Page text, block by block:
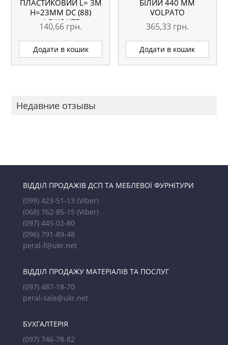
ПЛАСТИКОВИЙ L= 3М
H=23ММ DC (88)
АЛІКОНТЕ
140,66 грн.
Додати в кошик
БІЛИЙ 440 ММ
VOLPATO
365,33 грн.
Додати в кошик
Недавние отзывы
ВІДДІЛ ПРОДАЖІВ ДСП ТА МЕБЛЕВОЇ ФУРНІТУРИ
(099) 423-51-13 (Viber)
(068) 762-85-15 (Viber)
(097) 445-02-80
(096) 791-89-48
peral-f@ukr.net
ВІДДІЛ ПРОДАЖУ МАТЕРІАЛІВ ТА ПОСЛУГ
(097) 487-18-70
peral-sale@ukr.net
БУХГАЛТЕРІЯ
(097) 746-78-82